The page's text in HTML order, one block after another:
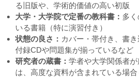
る旧版や、学術的価値の高い初版
大学・大学院で定番の教科書： 多
いる書籍（特に演習付き）
状態の良さ： カバー・帯付き、書き
付録CDや問題集が揃っているなど
研究者の蔵書： 学者や大学関係者
は、高度な資料が含まれている場